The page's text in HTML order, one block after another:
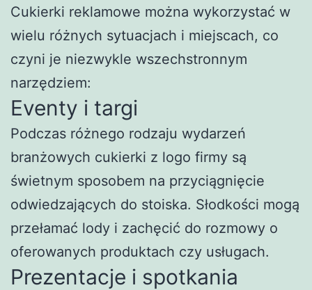
Cukierki reklamowe można wykorzystać w
wielu różnych sytuacjach i miejscach, co
czyni je niezwykle wszechstronnym
narzędziem:
Eventy i targi
Podczas różnego rodzaju wydarzeń
branżowych cukierki z logo firmy są
świetnym sposobem na przyciągnięcie
odwiedzających do stoiska. Słodkości mogą
przełamać lody i zachęcić do rozmowy o
oferowanych produktach czy usługach.
Prezentacje i spotkania